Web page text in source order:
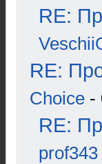
RE:
RE:
Choice -
RE:
prof343